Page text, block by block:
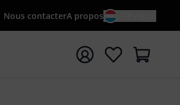
Nous contacterA propos
le terme de recherche